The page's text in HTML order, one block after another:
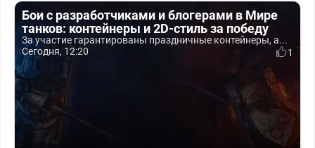
Бои с разработчиками и блогерами в Мире
танков: контейнеры и 2D-стиль за победу
За участие гарантированы праздничные контейнеры, а...
Сегодня, 12:20
1